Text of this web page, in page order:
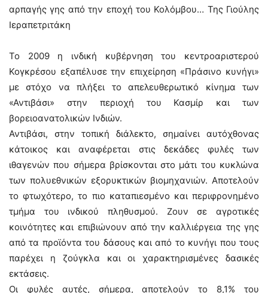
αρπαγής γης από την εποχή του Κολόμβου… Της Γιούλης
Ιεραπετριτάκη
Το 2009 η ινδική κυβέρνηση του κεντροαριστερού
Κογκρέσου εξαπέλυσε την επιχείρηση «Πράσινο κυνήγι»
με στόχο να πλήξει το απελευθερωτικό κίνημα των
«Αντιβάσι» στην περιοχή του Κασμίρ και των
βορειοανατολικών Ινδιών.
Αντιβάσι, στην τοπική διάλεκτο, σημαίνει αυτόχθονας
κάτοικος και αναφέρεται στις δεκάδες φυλές των
ιθαγενών που σήμερα βρίσκονται στο μάτι του κυκλώνα
των πολυεθνικών εξορυκτικών βιομηχανιών. Αποτελούν
το φτωχότερο, το πιο καταπιεσμένο και περιφρονημένο
τμήμα του ινδικού πληθυσμού. Ζουν σε αγροτικές
κοινότητες και επιβιώνουν από την καλλιέργεια της γης
από τα προϊόντα του δάσους και από το κυνήγι που τους
παρέχει η ζούγκλα και οι χαρακτηρισμένες δασικές
εκτάσεις.
Οι φυλές αυτές, σήμερα, αποτελούν το 8,1% του